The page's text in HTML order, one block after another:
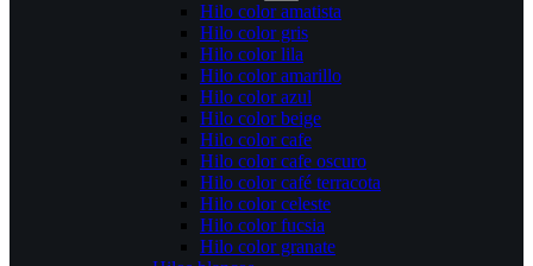
Hilo color amatista
Hilo color gris
Hilo color lila
Hilo color amarillo
Hilo color azul
Hilo color beige
Hilo color cafe
Hilo color cafe oscuro
Hilo color café terracota
Hilo color celeste
Hilo color fucsia
Hilo color granate